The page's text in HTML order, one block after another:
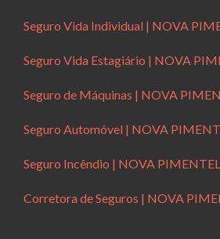
Seguro Vida Individual | NOVA
Seguro Vida Estagiário | NOVA
Seguro de Máquinas | NOVA
Seguro Automóvel | NOVA
Seguro Incêndio | NOVA PIMENTEL
Corretora de Seguros | NOVA